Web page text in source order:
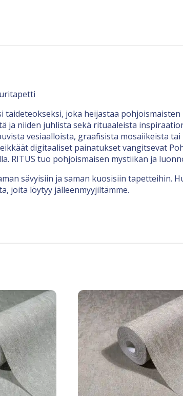
joka heijastaa
ja niiden juhlista sekä rituaaleista
vesiaalloista, graafisista mosaiikeista
digitaaliset painatukset vangitsevat
RITUS tuo pohjoismaisen mystiikan ja
sävyisiin ja saman kuosisiin tapetteihin.
joita löytyy jälleenmyyjiltämme.